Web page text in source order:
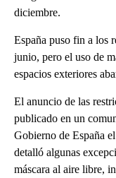
diciembre.
España puso fin a los
junio, pero el uso de
espacios exteriores
El anuncio de las
publicado en un
Gobierno de España
detalló algunas
máscara al aire libre,